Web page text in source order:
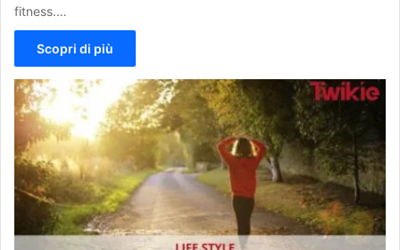
fitness.…
Scopri di più